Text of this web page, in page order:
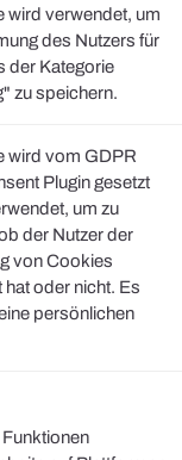
wird verwendet, um
des Nutzers für
der Kategorie
zu speichern.
wird vom GDPR
Plugin gesetzt
um zu
der Nutzer der
von Cookies
hat oder nicht. Es
persönlichen